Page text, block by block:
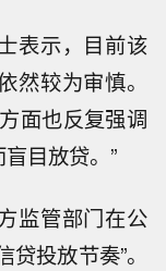
表示，目前该
然较为审慎。
面也反复强调
目放贷。”
监管部门在公
投放节奏”。